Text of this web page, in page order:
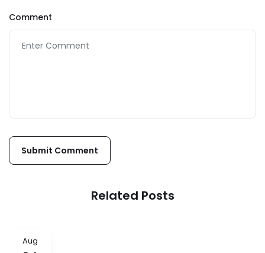
Comment
Related Posts
Aug